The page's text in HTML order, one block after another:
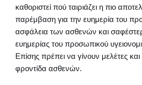
καθοριστεί πού ταιριάζει η πιο
παρέμβαση για την ευημερία του
ασφάλεια των ασθενών και
ευημερίας του προσωπικού
Επίσης πρέπει να γίνουν μελέτες
φροντίδα ασθενών.